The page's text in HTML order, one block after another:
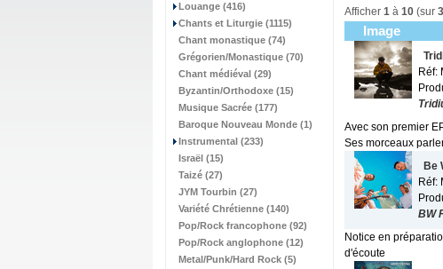
Louange (416)
Chants et Liturgie (1115)
Chant monastique (74)
Grégorien/Monastique (70)
Chant médiéval (29)
Byzantin/Orthodoxe (15)
Musique Sacrée (177)
Baroque Nouveau Monde (1)
Instrumental (233)
Israël (15)
Taizé (27)
JYM Tourbin (27)
Variété Chrétienne (140)
Pop/Rock francophone (92)
Pop/Rock anglophone (12)
Metal/Punk/Hard Rock (5)
Afficher 1 à 10 (sur
Image
Réf:
Avec son premier
Ses morceaux
Be
Réf:
BW
Notice en
d'écoute